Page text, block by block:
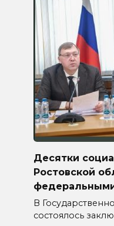
Десятки
Ростовской
В
состоялось